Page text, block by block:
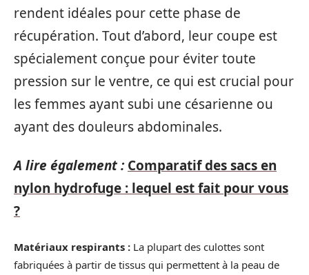
rendent idéales pour cette phase de
récupération. Tout d’abord, leur coupe est
spécialement conçue pour éviter toute
pression sur le ventre, ce qui est crucial pour
les femmes ayant subi une césarienne ou
ayant des douleurs abdominales.
A lire également : Comparatif des sacs en
nylon hydrofuge : lequel est fait pour vous
?
Matériaux respirants : La plupart des culottes sont
fabriquées à partir de tissus qui permettent à la peau de